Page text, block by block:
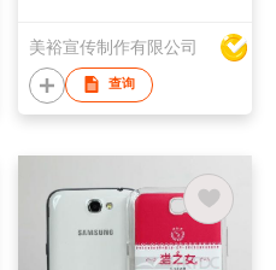
美裕宣传制作有限公司
查询